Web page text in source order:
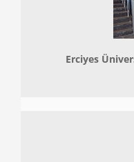
Erciyes